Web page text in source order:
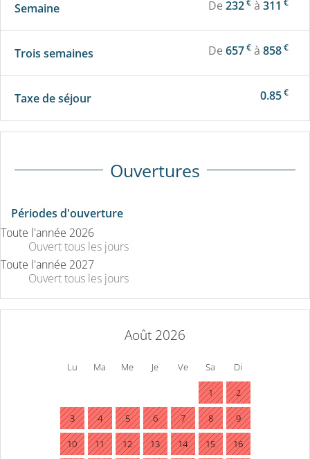
Semaine De 232 à 311
Trois semaines De 657€ à 858€
Taxe de séjour 0.85€
Ouvertures
Périodes d'ouverture
Toute l'année 2026
Ouverttous les jours
Toute l'année 2027
Ouverttous les jours
Août 2026
Lu Ma Me Je Ve Sa Di
1 2
3 4 5 6 7 8 9
10 11 12 13 14 15 16